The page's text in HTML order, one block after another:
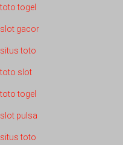
toto togel
slot gacor
situs toto
toto slot
toto togel
slot pulsa
situs toto